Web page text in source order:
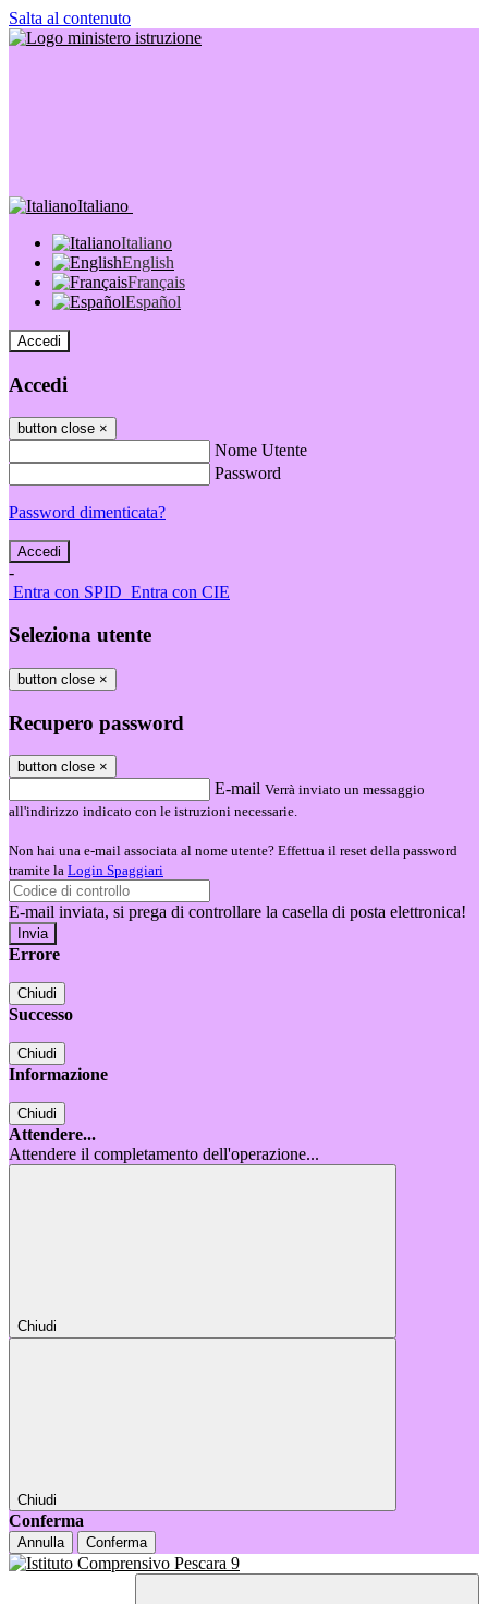
Salta al contenuto
Italiano
Italiano
English
Français
Español
Accedi
Accedi
button close ×
Nome Utente
Password
Password dimenticata?
-
Entra con SPID Entra con CIE
Seleziona utente
button close ×
Recupero password
button close ×
E-mail Verrà inviato un messaggio
all'indirizzo indicato con le istruzioni necessarie.
Non hai una e-mail associata al nome utente? Effettua il reset della password
tramite la Login Spaggiari
E-mail inviata, si prega di controllare la casella di posta elettronica!
Errore
Chiudi
Successo
Chiudi
Informazione
Chiudi
Attendere...
Attendere il completamento dell'operazione...
Chiudi
Chiudi
Conferma
Annulla Conferma